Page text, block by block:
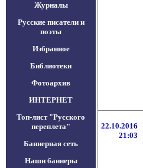
Журналы
Русские писатели и
поэты
Избранное
Библиотеки
Фотоархив
ИНТЕРНЕТ
Топ-лист "Русского
переплета"
Баннерная сеть
Наши баннеры
22.10.2016
21:03